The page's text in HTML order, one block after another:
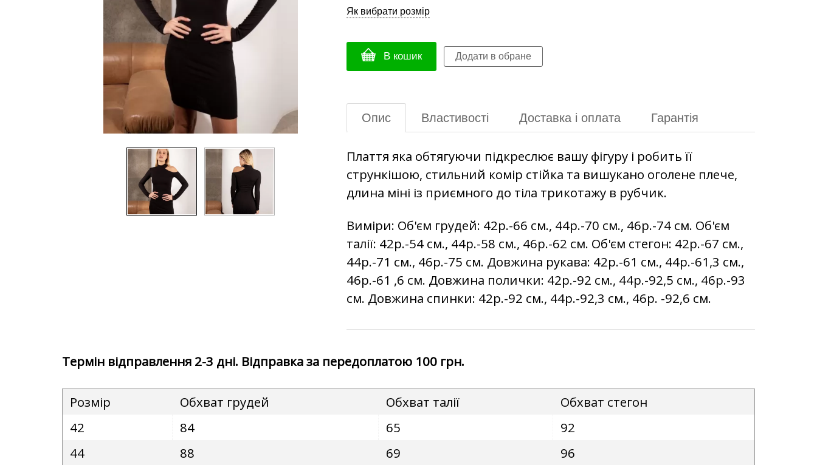
Як вибрати розмір
В кошик
Опис Властивості Доставка і оплата Гарантія
Плаття яка обтягуючи підкреслює вашу фігуру і робить її
стрункішою, стильний комір стійка та вишукано оголене плече,
длина міні із приємного до тіла трикотажу в рубчик.
Виміри: Об'єм грудей: 42р.-66 см., 44р.-70 см., 46р.-74 см. Об'єм
талії: 42р.-54 см., 44р.-58 см., 46р.-62 см. Об'єм стегон: 42р.-67 см.,
44р.-71 см., 46р.-75 см. Довжина рукава: 42р.-61 см., 44р.-61,3 см.,
46р.-61 ,6 см. Довжина полички: 42р.-92 см., 44р.-92,5 см., 46р.-93
см. Довжина спинки: 42р.-92 см., 44р.-92,3 см., 46р. -92,6 см.
Термін відправлення 2-3 дні. Відправка за передоплатою 100 грн.
Розмір Обхват грудей Обхват талії
Обхват стегон
42
84 65
92
44
88 69
96